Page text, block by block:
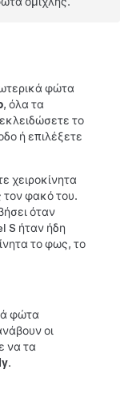
φώτα
, όλα τα
το
ή επιλέξετε
χειροκίνητα
φακό του.
όταν
S ήταν ήδη
το φως, το
φώτα
οι
να τα
.